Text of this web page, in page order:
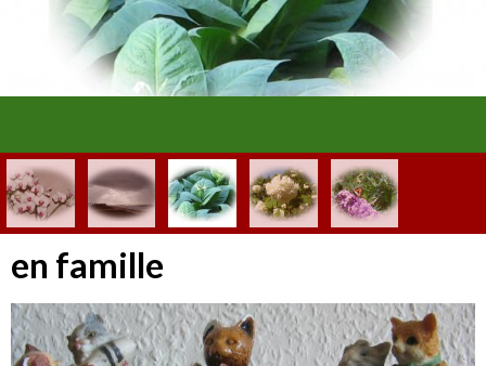
en famille